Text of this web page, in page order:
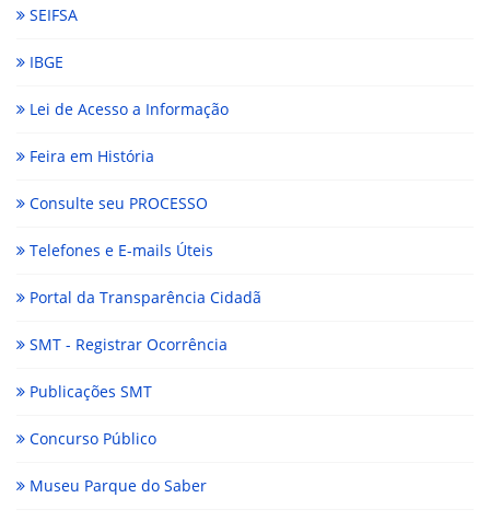
SEIFSA
IBGE
Lei de Acesso a Informação
Feira em História
Consulte seu PROCESSO
Telefones e E-mails Úteis
Portal da Transparência Cidadã
SMT - Registrar Ocorrência
Publicações SMT
Concurso Público
Museu Parque do Saber